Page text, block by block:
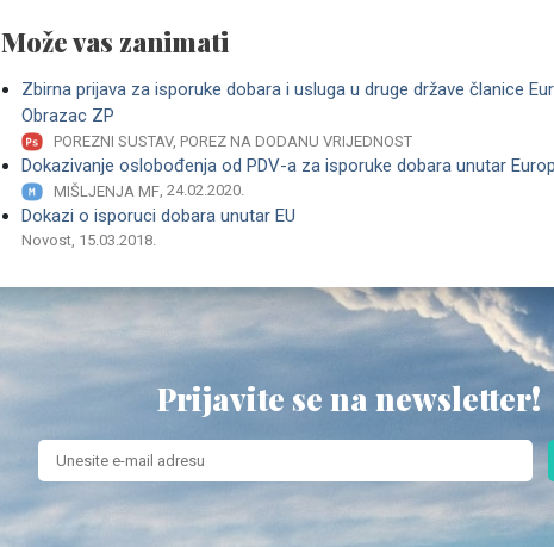
Može vas zanimati
Zbirna prijava za isporuke dobara i usluga u druge države članice
Obrazac ZP
POREZNI SUSTAV, POREZ NA DODANU VRIJEDNOST
Dokazivanje oslobođenja od PDV-a za isporuke dobara unutar
MIŠLJENJA MF, 24.02.2020.
Dokazi o isporuci dobara unutar EU
Novost, 15.03.2018.
Prijavite se na newsletter!